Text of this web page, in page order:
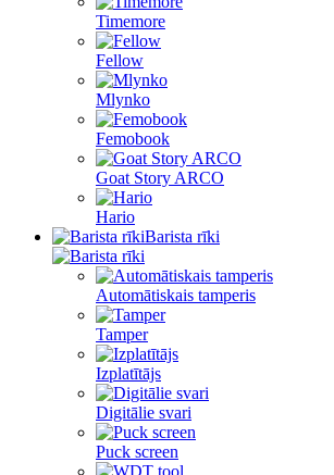
Timemore
Fellow
Mlynko
Femobook
Goat Story ARCO
Hario
Barista rīki
Automātiskais tamperis
Tamper
Izplatītājs
Digitālie svari
Puck screen